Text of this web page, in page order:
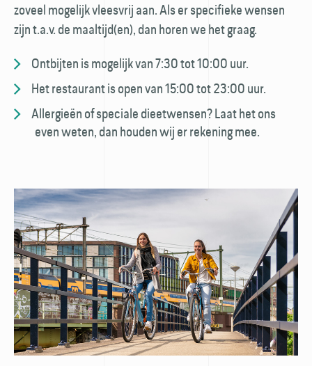
zoveel mogelijk vleesvrij aan. Als er specifieke wensen
zijn t.a.v. de maaltijd(en), dan horen we het graag.
Ontbijten is mogelijk van 7:30 tot 10:00 uur.
Het restaurant is open van 15:00 tot 23:00 uur.
Allergieën of speciale dieetwensen? Laat het ons
even weten, dan houden wij er rekening mee.